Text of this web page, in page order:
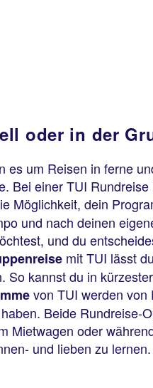
oder in der
um Reisen in ferne
Bei einer TUI
Möglichkeit, dein
und nach deinen
und du
mit TUI lässt
kannst du in
von TUI werden
Beide Rundreise-
oder
und lieben zu lernen.